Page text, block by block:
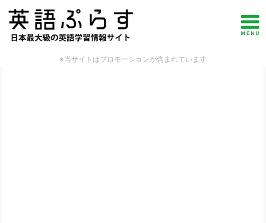
※当サイトはプロモーションが含まれています